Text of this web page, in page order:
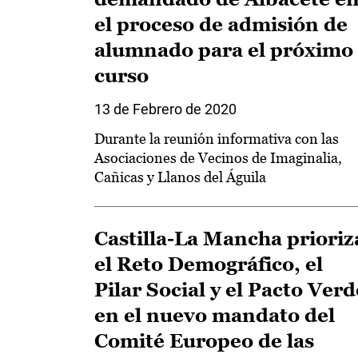
el proceso de admisión de
alumnado para el próximo
curso
13 de Febrero de 2020
Durante la reunión informativa con las
Asociaciones de Vecinos de Imaginalia,
Cañicas y Llanos del Águila
Castilla-La Mancha
el Reto Demográfico, el
Pilar Social y el Pacto
en el nuevo mandato del
Comité Europeo de las